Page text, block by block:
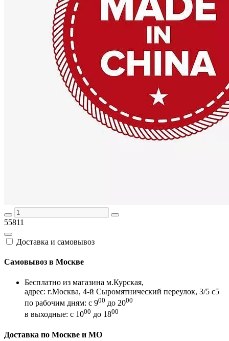
55811
Доставка и самовывоз
Самовывоз в Москве
Бесплатно из магазина м.Курская,
адрес: г.Москва, 4-й Сыромятнический переулок, 3/5 с5
по рабочим дням: с 900 до 2000
в выходные: с 1000 до 1800
Доставка по Москве и МО